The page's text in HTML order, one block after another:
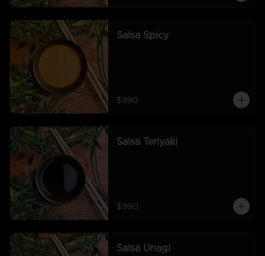
Salsa Spicy
$990
Salsa Teriyaki
$990
Salsa Unagi